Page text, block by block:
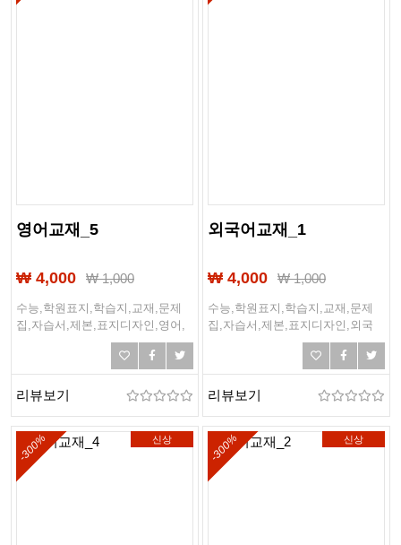
영어교재_5
₩ 4,000 ₩1,000
수능,학원표지,학습지,교재,문제
집,자습서,제본,표지디자인,영어,
중등영어,고등영어,고등학교국영
어,중학교영어,학원교재,외국어표
지,수능문제집,모의고사모음집
리뷰보기
외국어교재_1
₩ 4,000 ₩1,000
수능,학원표지,학습지,교재,문제
집,자습서,제본,표지디자인,외국
어,제2외국어,일본어자격증교재,
일본어교재,일본어,학원교재,외국
어표지,기출문제집,기출문제
리뷰보기
신상
-300% 신상
-300%